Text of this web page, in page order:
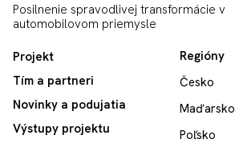
Posilnenie spravodlivej transformácie v
automobilovom priemysle
Projekt
Tím a partneri
Novinky a podujatia
Výstupy projektu
Regióny
Česko
Maďarsko
Poľsko